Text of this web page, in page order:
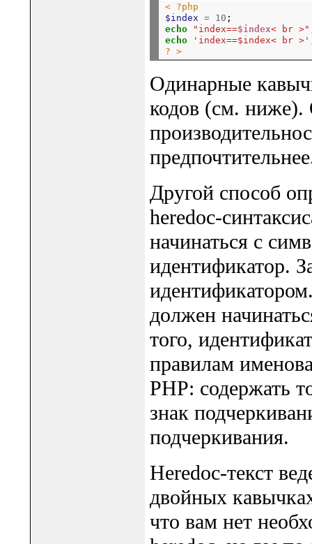
< ?php
$index = 10
echo
"index==$index< br >"
echo
'index==$index< br >'
? >
Одинарные
кодов (см. ниже).
Другой способ
heredoc-
начинаться с
идентификатор.
должен
того,
правилам
PHP: содержать
знак
подчеркивания.
Heredoc-текст
двойных
что вам нет